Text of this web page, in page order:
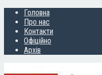
Головна
Про нас
Контакти
Офіційно
Архів